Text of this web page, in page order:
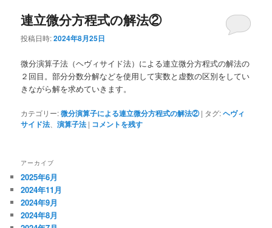
連立微分方程式の解法②
投稿日時:2024年8月25日
微分演算子法（ヘヴィサイド法）による連立微分方程式の解法の
２回目。部分分数分解などを使用して実数と虚数の区別をしてい
きながら解を求めていきます。
カテゴリー:微分演算子による連立微分方程式の解法② | タグ:ヘヴィ
サイド法 、演算子法 | コメントを残す
アーカイブ
2025年6月
2024年11月
2024年9月
2024年8月